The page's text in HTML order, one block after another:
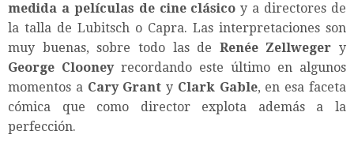
medida a películas de cine clásico y a directores de
la talla de Lubitsch o Capra. Las interpretaciones son
muy buenas, sobre todo las de Renée Zellweger y
George Clooneyrecordando este último en algunos
momentos a Cary Grant y Clark Gable, en esa faceta
cómica que como director explota además a la
perfección.